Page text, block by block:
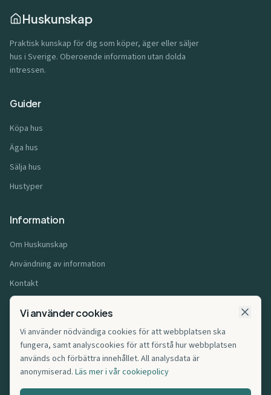
Huskunskap
Praktisk kunskap för dig som köper, äger eller säljer
hus i Sverige. Oberoende information utan dolda
intressen.
Guider
Köpa hus
Äga hus
Sälja hus
Hustyper
Information
Om Huskunskap
Användning av information
Kontakt
Användarvillkor
Cookiepolicy
Affiliatepolicy
Cookie-inställningar
Vi använder cookies
Vi använder nödvändiga cookies för att webbplatsen ska
fungera, samt analyscookies för att förstå hur webbplatsen
används och förbättra innehållet. All analysdata är
anonymiserad. Läs mer i vår cookiepolicy